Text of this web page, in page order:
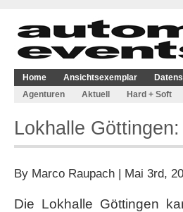
Home Ansichtsexemplar
Agenturen
Aktuell Hard + Soft
Lokhalle
By Marco Raupach | Mai 3rd,
Die Lokhalle Göttingen